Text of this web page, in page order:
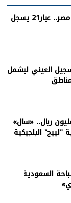
سعر الذهب اليوم الثلاثاء في مصر.. عيار21 يسجل
العيني ليشمل
استحواذ قيمتها 120 مليون ريال.. «سال»
"لييج" البلجيكية
علامة.. الباحة السعودية